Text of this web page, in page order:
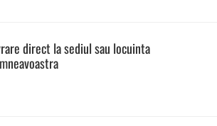
direct la sediul sau locuinta